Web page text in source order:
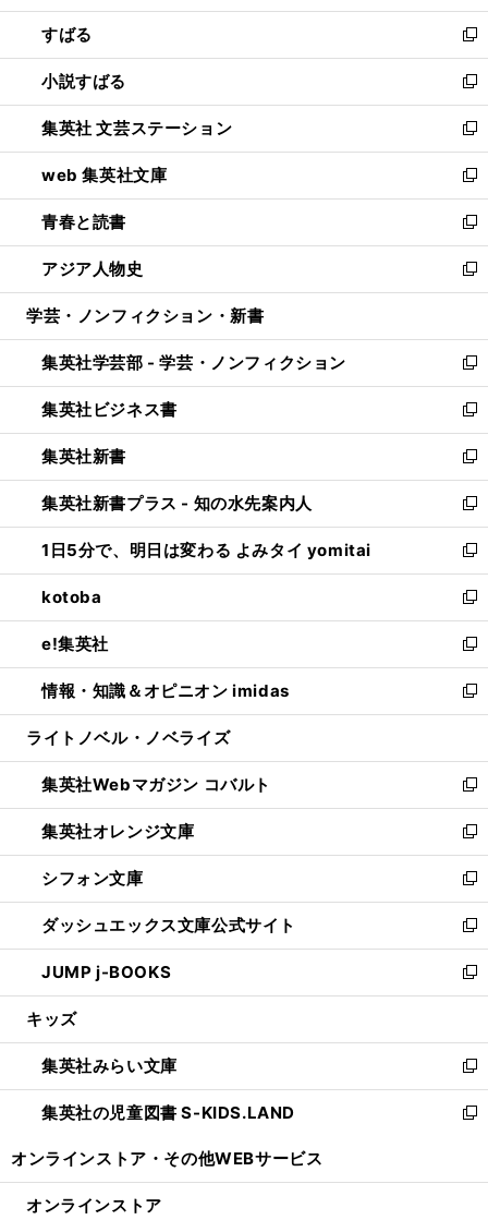
開
く
ウ
で
開
く
ン
ド
ウ
で
開
く
すばる
新
し
い
ウ
ィ
ン
ド
ウ
で
開
く
小説すばる
新
し
い
ウ
ィ
ン
ド
ウ
で
開
集英社 文芸ステーション
新
し
い
ウ
ィ
ン
ド
ウ
開
く
web 集英社文庫
新
し
い
ウ
ィ
ン
ウ
で
開
く
青春と読書
新
し
い
ウ
ン
ド
ウ
で
開
く
アジア人物史
新
し
ウ
ィ
ン
ド
ウ
で
開
く
学芸・ノンフィクション・新書
集英社学芸部 - 学芸・ノンフィクション
新
し
い
ウ
ィ
ン
ド
ウ
で
開
く
集英社ビジネス書
新
し
い
ウ
ィ
ン
ド
ウ
で
開
く
集英社新書
新
し
い
ウ
ィ
ン
ド
ウ
で
開
く
集英社新書プラス - 知の水先案内人
新
し
い
ウ
ィ
ン
ド
ウ
で
開
1日5分で、明日は変わる よみタイ yomitai
新
し
い
ウ
ィ
ン
ド
ウ
開
く
kotoba
新
し
い
ウ
ィ
ン
ウ
で
開
く
e!集英社
新
し
い
ウ
ン
ド
ウ
で
開
く
情報・知識＆オピニオン imidas
新
し
ウ
ィ
ン
ド
ウ
で
開
く
ライトノベル・ノベライズ
集英社Webマガジン コバルト
新
し
い
ウ
ィ
ン
ド
ウ
で
開
集英社オレンジ文庫
新
し
い
ウ
ィ
ン
ド
ウ
開
く
シフォン文庫
新
し
い
ウ
ィ
ン
ウ
で
開
く
ダッシュエックス文庫公式サイト
新
し
い
ウ
ン
ド
ウ
で
JUMP j-BOOKS
新
し
ウ
ィ
ン
ド
開
キッズ
集英社みらい文庫
新
し
い
ン
集英社の児童図書 S-KIDS.LAND
新
ウ
オンラインストア・ その他WEBサービス
オンラインストア